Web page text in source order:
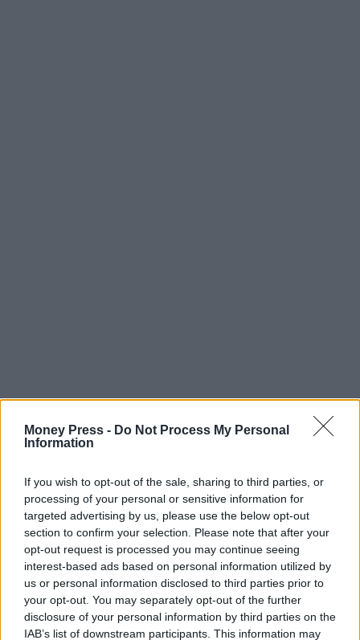
Money Press - Do Not Process My Personal
Information
If you wish to opt-out of the sale, sharing to third parties, or
processing of your personal or sensitive information for
targeted advertising by us, please use the below opt-out
section to confirm your selection. Please note that after your
opt-out request is processed you may continue seeing
interest-based ads based on personal information utilized by
us or personal information disclosed to third parties prior to
your opt-out. You may separately opt-out of the further
disclosure of your personal information by third parties on the
IAB’s list of downstream participants. This information may